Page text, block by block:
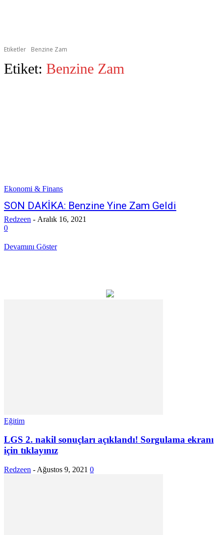
Etiketler Benzine Zam
Etiket: Benzine Zam
Ekonomi & Finans
SON DAKİKA: Benzine Yine Zam Geldi
Redzeen - Aralık 16, 2021
0
Devamını Göster
Eğitim
LGS 2. nakil sonuçları açıklandı! Sorgulama ekranı
için tıklayınız
Redzeen - Ağustos 9, 2021 0